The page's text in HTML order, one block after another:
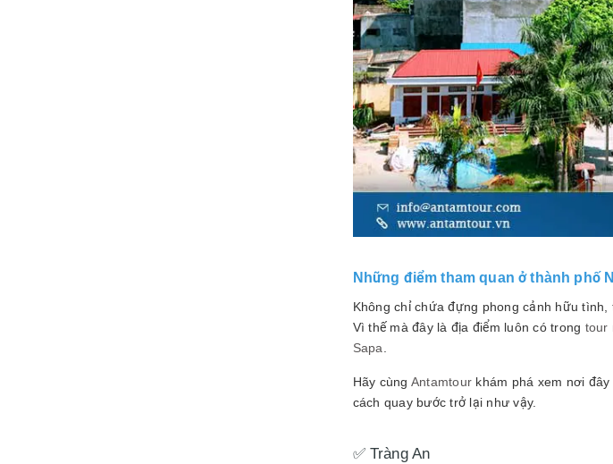
Những điểm tham quan ở thành phố
Không chỉ chứa đựng phong cảnh hữu tình,
Vì thế mà đây là địa điểm luôn có trong tour
Sapa
Hãy cùng Antamtour khám phá xem nơi
cách quay bước trở lại như vậy.
✅ Tràng An